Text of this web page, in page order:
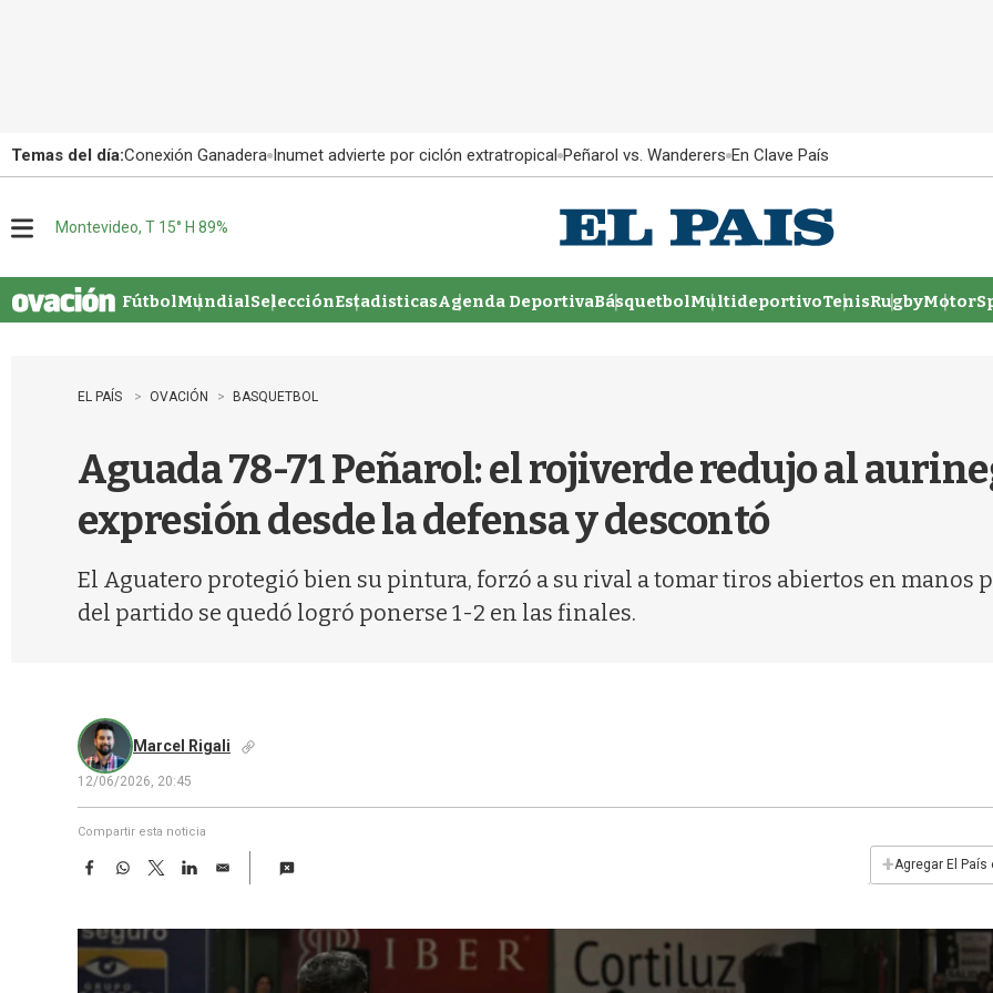
Temas del día:Conexión Ganadera Inumet advierte por ciclón extratropical Peñarol vs. Wanderers En Clave País
u
Montevideo, T 15° H 89%
FútbolMundialSelecciónEstadisticasAgenda DeportivaBásquetbolMultideportivoTenisRugby
EL PAÍS OVACIÓN BASQUETBOL
Aguada 78-71 Peñarol: el rojiverde redujo al
expresión desde la defensa y descontó
El Aguatero protegió bien su pintura, forzó a su rival a tomar tiros abiertos en manos
del partido se quedó logró ponerse 1-2 en las finales.
Marcel Rigali
12/06/2026, 20:45
Compartir esta noticia
F
e
b
o
W
t
s
A
T
w
t
t
e
L
k
E
i
+Agregar El País